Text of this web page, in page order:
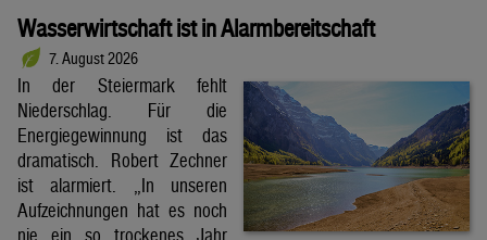
Wasserwirtschaft ist in Alarmbereitschaft
7. August 2026
In der Steiermark fehlt
Niederschlag. Für die
Energiegewinnung ist das
dramatisch. Robert Zechner
ist alarmiert. „In unseren
Aufzeichnungen hat es noch
nie ein so trockenes Jahr